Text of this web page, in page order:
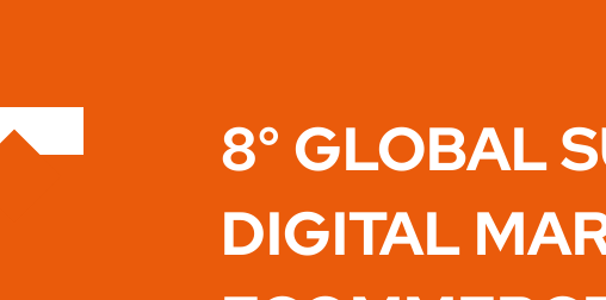
8° GLOBAL
DIGITAL